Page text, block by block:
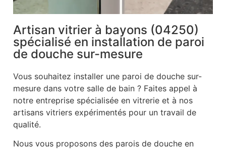
Artisan vitrier à bayons (04250)
spécialisé en installation de paroi
de douche sur-mesure
Vous souhaitez installer une paroi de douche sur-
mesure dans votre salle de bain ? Faites appel à
notre entreprise spécialisée en vitrerie et à nos
artisans vitriers expérimentés pour un travail de
qualité.
Nous vous proposons des parois de douche en